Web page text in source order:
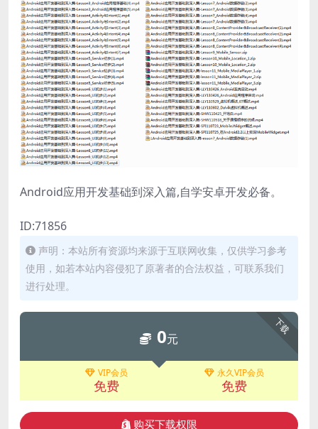
Android应用开发基础到深入篇,自学安卓开发必备。
ID:71856
声明：本站所有资源均来源于互联网收集，仅供学习参考
使用，如若本站内容侵犯了原著者的合法权益，可联系我们
进行处理。
下载
0元
VIP会员
免费
永久VIP会员
免费
购买下载权限